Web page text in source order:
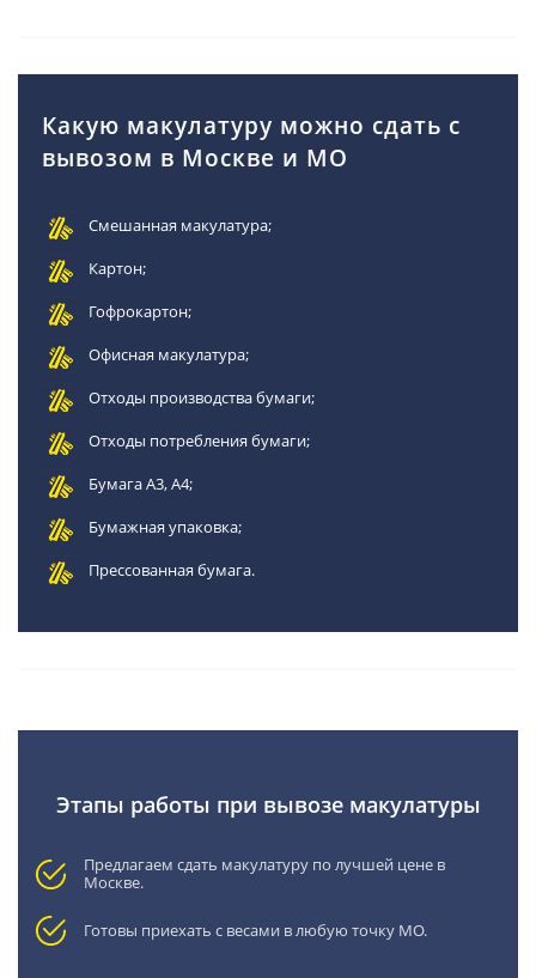
Какую макулатуру можно сдать с
вывозом в Москве и МО
Смешанная макулатура;
Картон;
Гофрокартон;
Офисная макулатура;
Отходы производства бумаги;
Отходы потребления бумаги;
Бумага А3, А4;
Бумажная упаковка;
Прессованная бумага.
Этапы работы при вывозе макулатуры
Предлагаем сдать макулатуру по лучшей цене в
Москве.
Готовы приехать с весами в любую точку МО.